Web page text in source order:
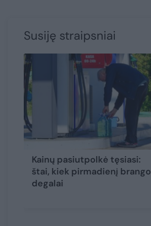
Susiję straipsniai
Kainų pasiutpolkė tęsiasi:
štai, kiek pirmadienį brango
degalai